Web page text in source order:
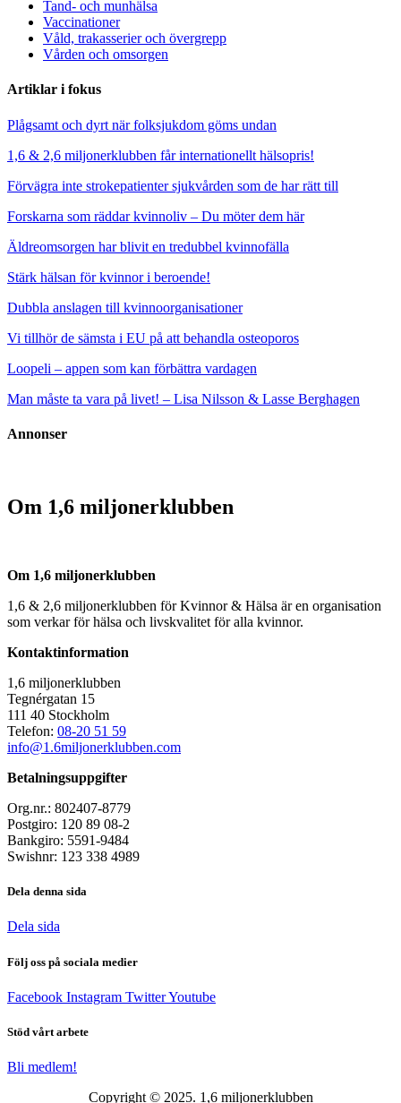
Tand- och munhälsa
Vaccinationer
Våld, trakasserier och övergrepp
Vården och omsorgen
Artiklar i fokus
Plågsamt och dyrt när folksjukdom göms undan
1,6 & 2,6 miljonerklubben får internationellt hälsopris!
Förvägra inte strokepatienter sjukvården som de har rätt till
Forskarna som räddar kvinnoliv – Du möter dem här
Äldreomsorgen har blivit en tredubbel kvinnofälla
Stärk hälsan för kvinnor i beroende!
Dubbla anslagen till kvinnoorganisationer
Vi tillhör de sämsta i EU på att behandla osteoporos
Loopeli – appen som kan förbättra vardagen
Man måste ta vara på livet! – Lisa Nilsson & Lasse Berghagen
Annonser
Om 1,6 miljonerklubben
Om 1,6 miljonerklubben
1,6 & 2,6 miljonerklubben för Kvinnor & Hälsa är en organisation
som verkar för hälsa och livskvalitet för alla kvinnor.
Kontaktinformation
1,6 miljonerklubben
Tegnérgatan 15
111 40 Stockholm
Telefon: 08-20 51 59
info@1.6miljonerklubben.com
Betalningsuppgifter
Org.nr.: 802407-8779
Postgiro: 120 89 08-2
Bankgiro: 5591-9484
Swishnr: 123 338 4989
Dela denna sida
Dela sida
Följ oss på sociala medier
Facebook Instagram TwitterYoutube
Stöd vårt arbete
Bli medlem!
Copyright © 2025. 1,6 miljonerklubben